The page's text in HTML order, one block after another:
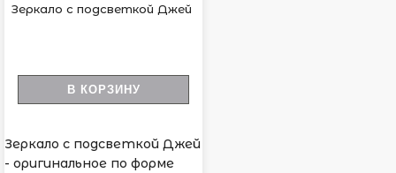
Зеркало с подсветкой Джей
В КОРЗИНУ
Зеркало с подсветкой Джей
- оригинальное по форме